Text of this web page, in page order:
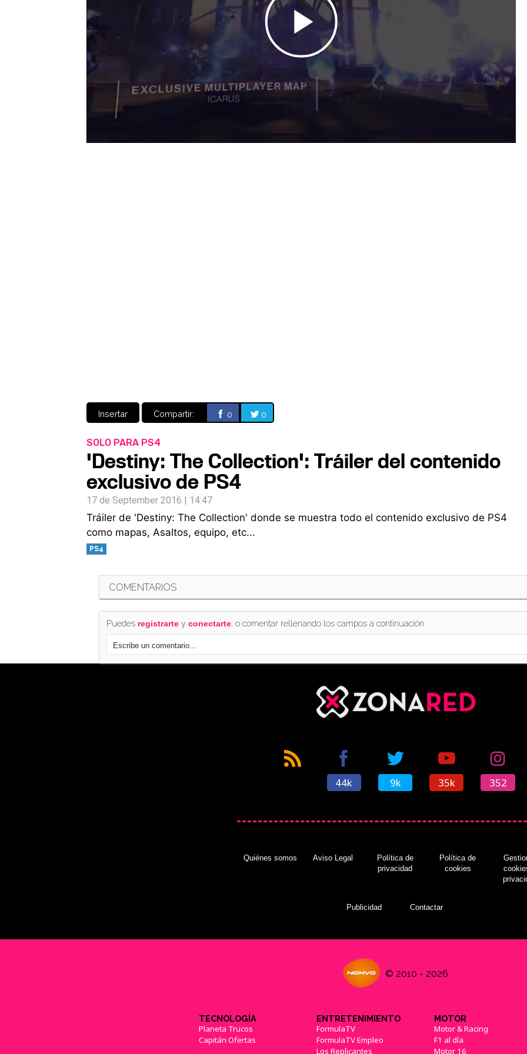
Play
Video
Insertar Compartir: 0 0
SOLO PARA PS4
'Destiny: The Collection': Tráiler del contenido
exclusivo de PS4
17 de September 2016 | 14:47
Tráiler de 'Destiny: The Collection' donde se muestra todo el contenido exclusivo de PS4
como mapas, Asaltos, equipo, etc...
PS4
COMENTARIOS
Puedes registrartey conectarte, o comentar rellenando los campos a continuación.
44k 9k 35k 352
Quiénes somos Aviso Legal
Política de
privacidad
Política de
cookies
Publicidad Contactar
© 2010 - 2026
TECNOLOGÍA
Planeta Trucos
Capitán Ofertas
ENTRETENIMIENTO
FormulaTV
FormulaTV Empleo
Los Replicantes
MOTOR
Motor & Racing
F1 al día
Motor 16